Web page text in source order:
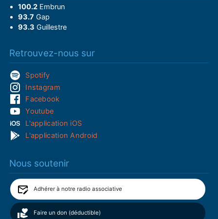
100.2Embrun
93.7 Gap
93.3 Guillestre
Retrouvez-nous sur
Spotify
Instagram
Facebook
Youtube
L'application iOS
L'application Android
Nous soutenir
Adhérer à notre radio associative
Faire un don (déductible)